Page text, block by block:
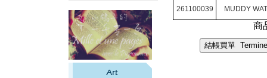
261100039 MUDDY
商